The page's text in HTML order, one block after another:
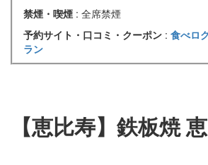
禁煙・喫煙 : 全席禁煙
予約サイト・口コミ・クーポン : 食べロ
ラン
【恵比寿】鉄板焼